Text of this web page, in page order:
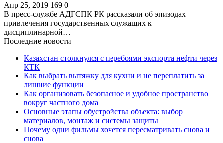
Апр 25, 2019 169 0
В пресс-службе АДГСПК РК рассказали об эпизодах
привлечения государственных служащих к
дисциплинарной…
Последние новости
Казахстан столкнулся с перебоями экспорта нефти через
КТК
Как выбрать вытяжку для кухни и не переплатить за
лишние функции
Как организовать безопасное и удобное пространство
вокруг частного дома
Основные этапы обустройства объекта: выбор
материалов, монтаж и системы защиты
Почему одни фильмы хочется пересматривать снова и
снова